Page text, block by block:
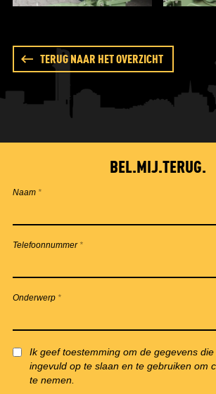
TERUG NAAR HET OVERZICHT
BEL.MIJ.TERUG.
Naam *
Telefoonnummer *
Onderwerp *
Ik geef toestemming om de gegevens
ingevuld op te slaan en te gebruiken om
te nemen.